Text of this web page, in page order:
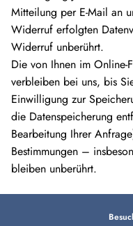
Mitteilung per E-Mail an
Widerruf erfolgten
Widerruf unberührt.
Die von Ihnen im Online-
verbleiben bei uns, bis
Einwilligung zur
die Datenspeicherung
Bearbeitung Ihrer
Bestimmungen –
bleiben unberührt.